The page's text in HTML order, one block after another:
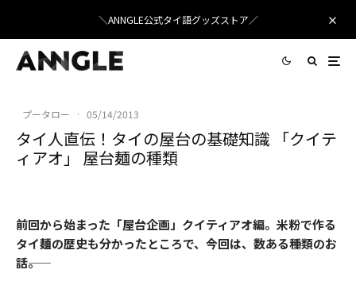
＼ANNGLE公式タイ語グッズストア／
プータロー · 05/14/2013
タイ人直伝！タイの屋台の基礎知識 「クイテ
ィアオ」 屋台麺の種類
前回から始まった「屋台企画」クイティアオ編。米粉で作る
タイ麺の歴史も分かったところで、今回は、数ある種類のお
話――。